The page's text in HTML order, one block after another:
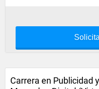
Carrera en Publicidad y